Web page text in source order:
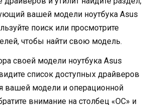
вашей модели ноутбука Asus
поиск или просмотрите
чтобы найти свою модель.
своей модели ноутбука Asus
список доступных драйверов
вашей модели и операционной
внимание на столбец «ОС» и